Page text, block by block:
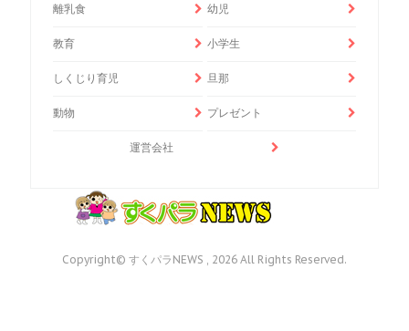
離乳食 幼児
教育 小学生
しくじり育児 旦那
動物 プレゼント
運営会社
Copyright© すくパラNEWS , 2026 All Rights Reserved.